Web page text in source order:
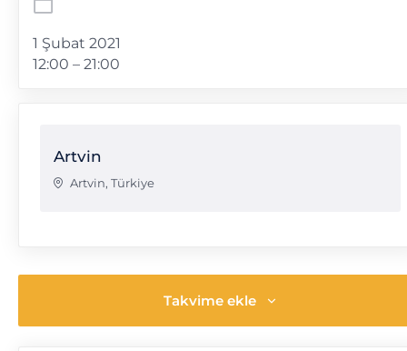
1 Şubat 2021
12:00 – 21:00
Artvin
Artvin, Türkiye
Takvime ekle